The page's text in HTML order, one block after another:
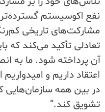
نفع اکوسیستم
تعادلی تأکید می‌کند که
آن پرداخته شود. ما به
اعتقاد داریم و
در بین همه سازمان‌هایی
تشویق کند.”